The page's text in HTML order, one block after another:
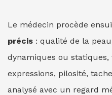
Le médecin procède
précis : qualité de la
dynamiques ou statiques,
expressions, pilosité,
analysé avec un regard